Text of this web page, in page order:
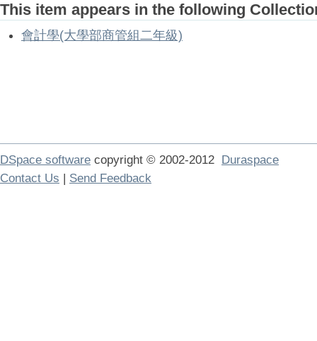
This item appears in the following
會計學(大學部商管組二年級)
DSpace software copyright © 2002-2012 Duraspace
Contact Us | Send Feedback